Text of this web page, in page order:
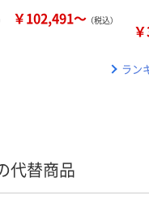
￥102,491～ （税込）
ラン
代替商品